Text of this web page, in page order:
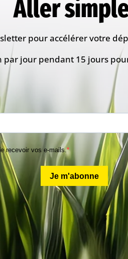
Aller
pour accélérer votre
par jour pendant 15 jours
recevoir vos e-mails.
Je m'abonne